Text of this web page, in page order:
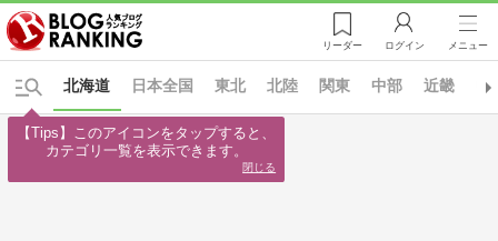
リーダー ログイン メニュー
日本全国
北海道 東北 北陸 関東 中部 近畿
【Tips】このアイコンをタップすると、
カテゴリ一覧を表示できます。
閉じる